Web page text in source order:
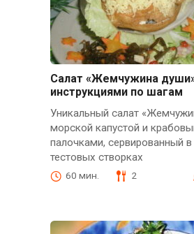
Салат «Жемчужина
инструкциями по шагам
Уникальный салат
морской капустой и
палочками, сервированный
тестовых створках
60 мин. 2